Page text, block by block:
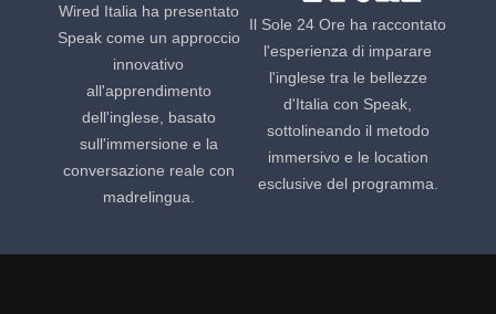
Wired Italia ha presentato
Speak come un approccio
innovativo
all'apprendimento
dell'inglese, basato
sull'immersione e la
conversazione reale con
madrelingua.
Il Sole 24 Ore ha raccontato
l'esperienza di imparare
l'inglese tra le bellezze
d'Italia con Speak,
sottolineando il metodo
immersivo e le location
esclusive del programma.